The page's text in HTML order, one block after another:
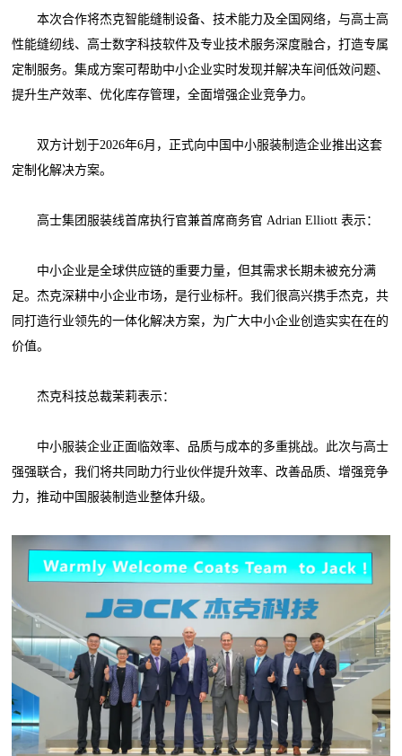
本次合作将杰克智能缝制设备、技术能力及全国网络，与高士高
性能缝纫线、高士数字科技软件及专业技术服务深度融合，打造专属
定制服务。集成方案可帮助中小企业实时发现并解决车间低效问题、
提升生产效率、优化库存管理，全面增强企业竞争力。
双方计划于2026年6月，正式向中国中小服装制造企业推出这套
定制化解决方案。
高士集团服装线首席执行官兼首席商务官 Adrian Elliott 表示：
中小企业是全球供应链的重要力量，但其需求长期未被充分满
足。杰克深耕中小企业市场，是行业标杆。我们很高兴携手杰克，共
同打造行业领先的一体化解决方案，为广大中小企业创造实实在在的
价值。
杰克科技总裁茉莉表示：
中小服装企业正面临效率、品质与成本的多重挑战。此次与高士
强强联合，我们将共同助力行业伙伴提升效率、改善品质、增强竞争
力，推动中国服装制造业整体升级。